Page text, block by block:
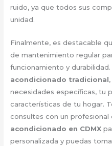
ruido, ya que todos sus
unidad.
Finalmente, es destacable
de mantenimiento regular
funcionamiento y
acondicionado tradicional
necesidades específicas, tu
características de tu hogar.
consultes con un profesional
acondicionado en CDMX
personalizada y puedas